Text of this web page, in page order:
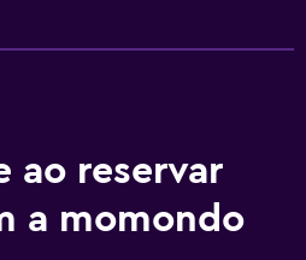
ao reservar
a momondo